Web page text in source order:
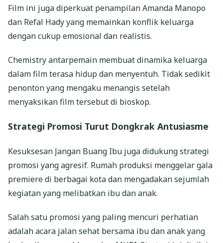
Film ini juga diperkuat penampilan Amanda Manopo
dan Refal Hady yang memainkan konflik keluarga
dengan cukup emosional dan realistis.
Chemistry antarpemain membuat dinamika keluarga
dalam film terasa hidup dan menyentuh. Tidak sedikit
penonton yang mengaku menangis setelah
menyaksikan film tersebut di bioskop.
Strategi Promosi Turut Dongkrak Antusiasme
Kesuksesan Jangan Buang Ibu juga didukung strategi
promosi yang agresif. Rumah produksi menggelar gala
premiere di berbagai kota dan mengadakan sejumlah
kegiatan yang melibatkan ibu dan anak.
Salah satu promosi yang paling mencuri perhatian
adalah acara jalan sehat bersama ibu dan anak yang